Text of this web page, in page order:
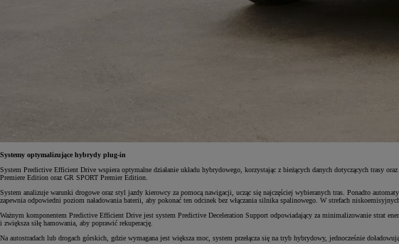
Systemy optymalizujące hybrydy plug-in
System Predictive Efficient Drive wspiera optymalne działanie układu hybrydowego, korzystając z bieżących danych dotyczących
Premiere Edition oraz GR SPORT Premier Edition.
System analizuje warunki drogowe oraz styl jazdy kierowcy za pomocą nawigacji, ucząc się najczęściej wybieranych tras. Ponadto
zapewnia odpowiedni poziom naładowania baterii, aby pokonać ten odcinek bez włączania silnika spalinowego. W strefach
Ważnym komponentem Predictive Efficient Drive jest system Predictive Deceleration Support odpowiadający za minimalizowanie strat
i zwiększa siłę hamowania, aby poprawić rekuperację.
Na autostradach lub drogach górskich, gdzie wymagana jest większa moc, system przełącza się na tryb hybrydowy, jednocześnie